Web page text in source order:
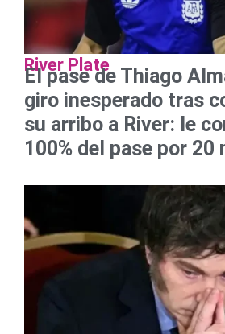
River Plate
El pase de Thiago
giro inesperado tras
su arribo a River: le
100% del pase por 20